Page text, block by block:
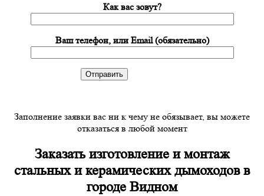
Как вас зовут?
Ваш телефон, или Email (обязательно)
Заполнение заявки вас ни к чему не обязывает, вы можете
отказаться в любой момент
Заказать изготовление и монтаж
стальных и керамических дымоходов в
городе Видном